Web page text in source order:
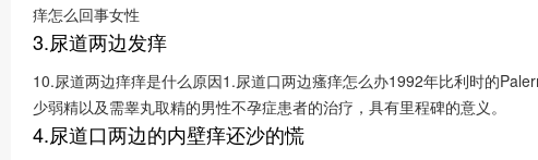
痒怎么回事女性
3.尿道两边发痒
10.尿道两边痒痒是什么原因1.尿道口两边瘙痒怎么办1992年比利时的
少弱精以及需睾丸取精的男性不孕症患者的治疗，具有里程碑的意义。
4.尿道口两边的内壁痒还沙的慌